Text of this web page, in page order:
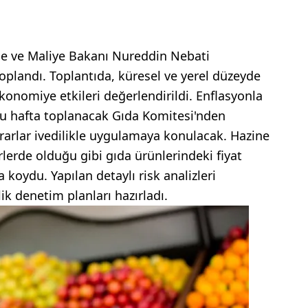
ve Maliye Bakanı Nureddin Nebati
Toplantıda, küresel ve yerel düzeyde
etkileri değerlendirildi. Enflasyonla
hafta toplanacak Gıda Komitesi'nden
ivedilikle uygulamaya konulacak. Hazine
olduğu gibi gıda ürünlerindeki fiyat
Yapılan detaylı risk analizleri
denetim planları hazırladı.